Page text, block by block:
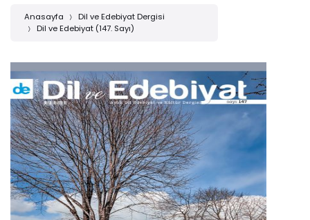
Anasayfa
Dil ve Edebiyat Dergisi
Dil ve Edebiyat (147. Sayı)